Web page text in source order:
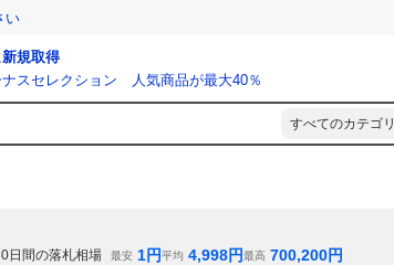
い
新規取得
ナスセレクション 人気商品が最大40％
すべてのカテゴリ
日間の落札相場 最安 1円平均 4,998円最高 700,200円